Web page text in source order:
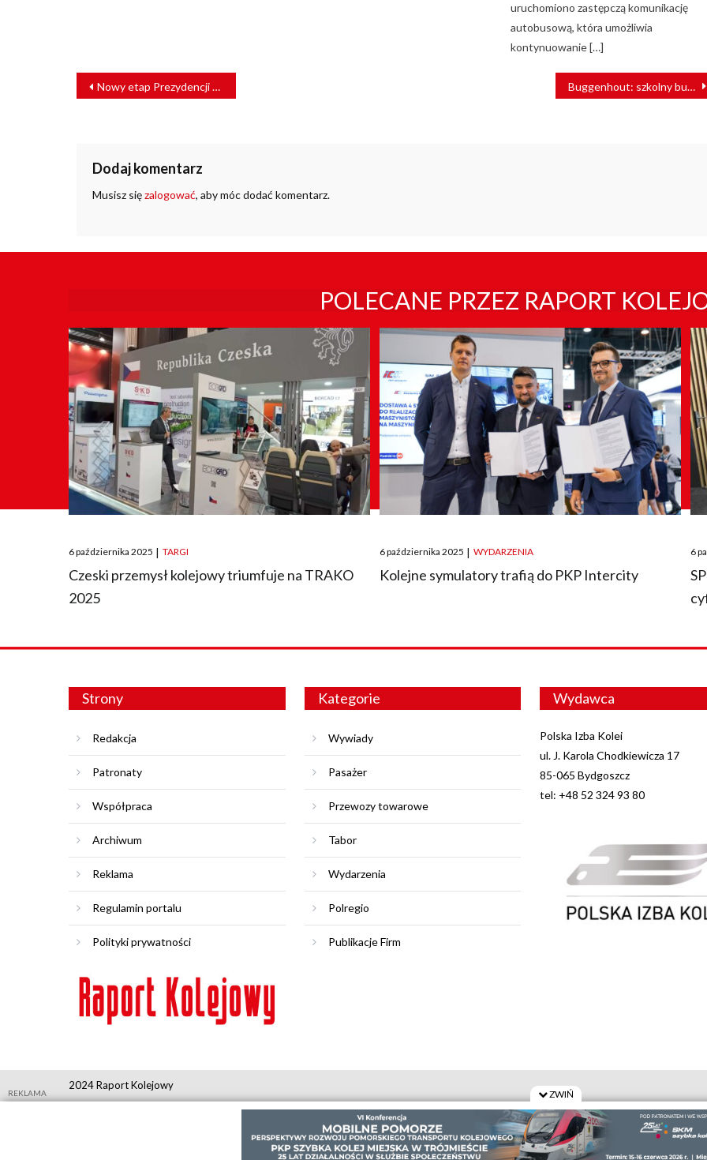
uruchomiono zastępczą komunikację
autobusową, która umożliwia
kontynuowanie […]
NAWIGACJA
WPISU
Nowy etap Prezydencji Bezpieczeństwa. POLREGIO rozwinie system szkoleń dla kolei Buggenhout: szkolny bus na torach. Nie żyje kilka osób
Dodaj komentarz
Musisz sięzalogować, aby móc dodać komentarz.
POLECANE PRZEZ RAPORT
Posted
on
6 października 2025 | TARGI
Czeski przemysł kolejowy triumfuje na TRAKO
2025
Posted
on
6 października 2025 | WYDARZENIA
Kolejne symulatory trafią do PKP Intercity
on
6
Strony
Redakcja
Patronaty
Współpraca
Archiwum
Reklama
Regulamin portalu
Polityki prywatności
Kategorie
Wywiady
Pasażer
Przewozy towarowe
Tabor
Wydarzenia
Polregio
Publikacje Firm
Wydawca
Polska Izba Kolei
ul. J. Karola Chodkiewicza 17
85-065 Bydgoszcz
tel: +48 52 324 93 80
2024 Raport Kolejowy